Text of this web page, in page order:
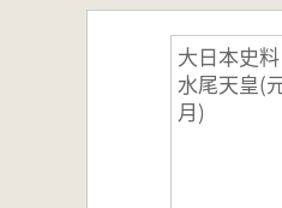
大日本史
水尾天皇(
月)